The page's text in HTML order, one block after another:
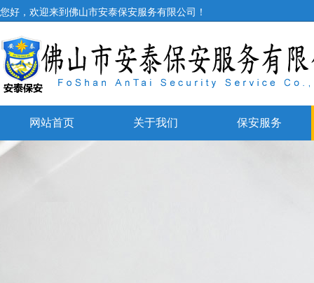
您好，欢迎来到佛山市安泰保安服务有限公司！
网站首页 关于我们 保安服务